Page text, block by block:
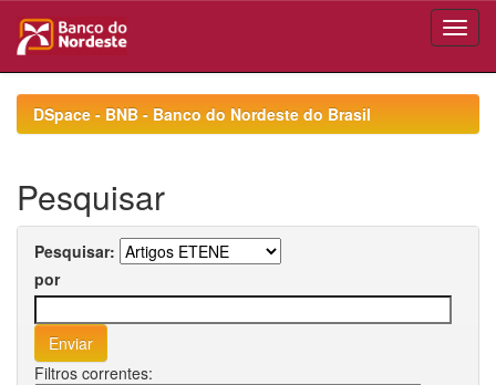
navigationDSpace - BNB - Banco do Nordeste do Brasil
Pesquisar
Pesquisar:
por
Filtros correntes: